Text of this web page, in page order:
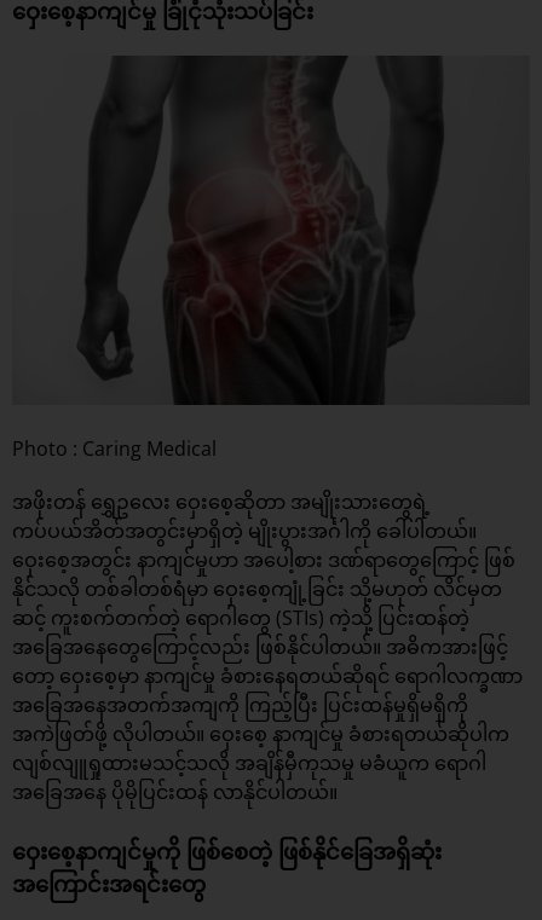
ဝှေးစေ့နာကျင်မှု ခြုံငုံသုံးသပ်ခြင်း
Photo : Caring Medical
အဖိုးတန် ရွှေဥလေး ဝှေးစေ့ဆိုတာ အမျိုးသားတွေရဲ့
ကပ်ပယ်အိတ်အတွင်းမှာရှိတဲ့ မျိုးပွားအင်္ဂါကို ခေါ်ပါတယ်။
ဝှေးစေ့အတွင်း နာကျင်မှုဟာ အပေါ့စား ဒဏ်ရာတွေကြောင့် ဖြစ်
နိုင်သလို တစ်ခါတစ်ရံမှာ ဝှေးစေ့ကျုံ့ခြင်း သို့မဟုတ် လိင်မှတ
ဆင့် ကူးစက်တက်တဲ့ ရောဂါတွေ (STIs) ကဲ့သို့ ပြင်းထန်တဲ့
အခြေအနေတွေကြောင့်လည်း ဖြစ်နိုင်ပါတယ်။ အဓိကအားဖြင့်
တော့ ဝှေးစေ့မှာ နာကျင်မှု ခံစားနေရတယ်ဆိုရင် ရောဂါလက္ခဏာ
အခြေအနေအတက်အကျကို ကြည့်ပြီး ပြင်းထန်မှုရှိမရှိကို
အကဲဖြတ်ဖို့ လိုပါတယ်။ ဝှေးစေ့ နာကျင်မှု ခံစားရတယ်ဆိုပါက
လျစ်လျူရှုထားမသင့်သလို အချိန်မှီကုသမှု မခံယူက ရောဂါ
အခြေအနေ ပိုမိုပြင်းထန် လာနိုင်ပါတယ်။
ဝှေးစေ့နာကျင်မှုကို ဖြစ်စေတဲ့ ဖြစ်နိုင်ခြေအရှိဆုံး
အကြောင်းအရင်းတွေ